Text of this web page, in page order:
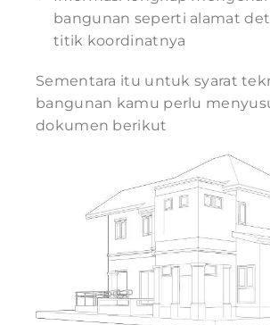
bangunan seperti alamat
titik koordinatnya
Sementara itu untuk syarat
bangunan kamu perlu
dokumen berikut